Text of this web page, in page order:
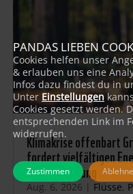
Klimakrise offenbart
fordert vielfältigen
Flussverbauung
Aug. 6, 2026 | Flüsse,
PANDAS LIEBEN
Cookies helfen unser
& erlauben uns eine
Infos dazu findest du in
Unter Einstellungen
Cookies gesetzt werden.
entsprechenden Link im
widerrufen.
Zustimmen